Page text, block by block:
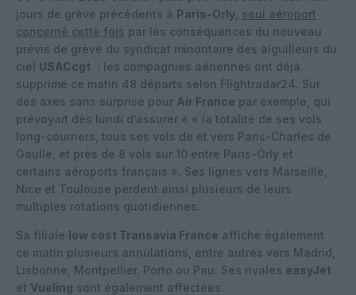
jours de grève précédents à Paris-Orly seul aéroport
concerné cette fois par les conséquences du nouveau
prévis de grève du syndicat minoritaire des aiguilleurs du
ciel USACcgt : les compagnies aériennes ont déjà
supprimé ce matin 48 départs selon Flightradar24. Sur
des axes sans surprise pour Air France par exemple, qui
prévoyait dès lundi d’assurer « « la totalité de ses vols
long-courriers, tous ses vols de et vers Paris-Charles de
Gaulle, et près de 8 vols sur 10 entre Paris-Orly et
certains aéroports français ». Ses lignes vers Marseille,
Nice et Toulouse perdent ainsi plusieurs de leurs
multiples rotations quotidiennes.
Sa filiale low cost Transavia France affiche également
ce matin plusieurs annulations, entre autres vers Madrid,
Lisbonne, Montpellier, Porto ou Pau. Ses rivales easyJet
et Vueling sont également affectées.